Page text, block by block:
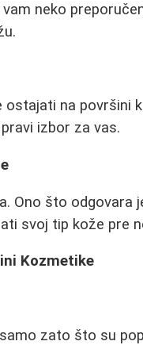
neko
ostajati na površini
izbor za vas.
Ono što
svoj tip kože pre
Kozmetike
zato što su